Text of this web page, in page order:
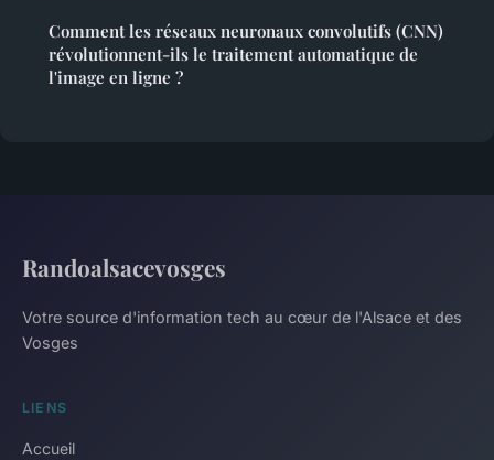
Comment les réseaux neuronaux convolutifs (CNN)
révolutionnent-ils le traitement automatique de
l'image en ligne ?
Randoalsacevosges
Votre source d'information tech au cœur de l'Alsace et des
Vosges
LIENS
Accueil